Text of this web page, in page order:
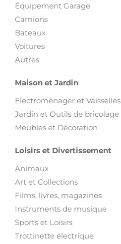
Équipement Garage
Camions
Bateaux
Voitures
Autres
Maison et Jardin
Electroménager et Vaisselles
Jardin et Outils de bricolage
Meubles et Décoration
Loisirs et Divertissement
Animaux
Art et Collections
Films, livres, magazines
Instruments de musique
Sports et Loisirs
Trottinette électrique